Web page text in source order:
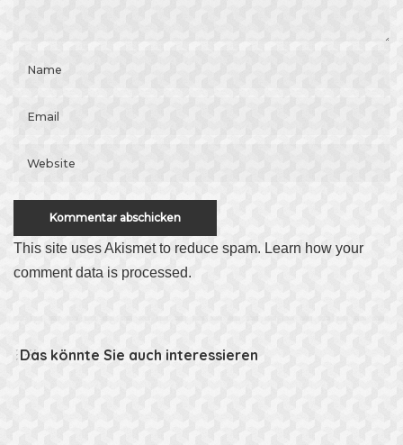
This site uses Akismet to reduce spam. Learn how your
comment data is processed.
Das könnte Sie auch interessieren